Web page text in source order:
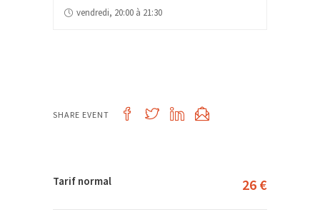
vendredi, 20:00 à 21:30
SHARE EVENT
Tarif normal 26 €